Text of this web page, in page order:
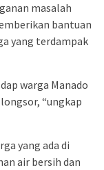
masalah
bantuan
yang terdampak
warga Manado
“ungkap
yang ada di
air bersih dan